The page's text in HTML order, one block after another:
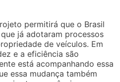
permitirá que o Brasil
já adotaram processos
de veículos. Em
e a eficiência são
está acompanhando essa
essa mudança também